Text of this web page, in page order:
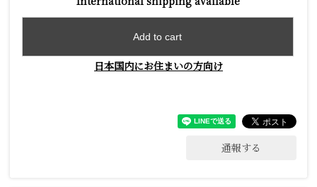
Add to cart
日本国内にお住まいの方向け
通報する